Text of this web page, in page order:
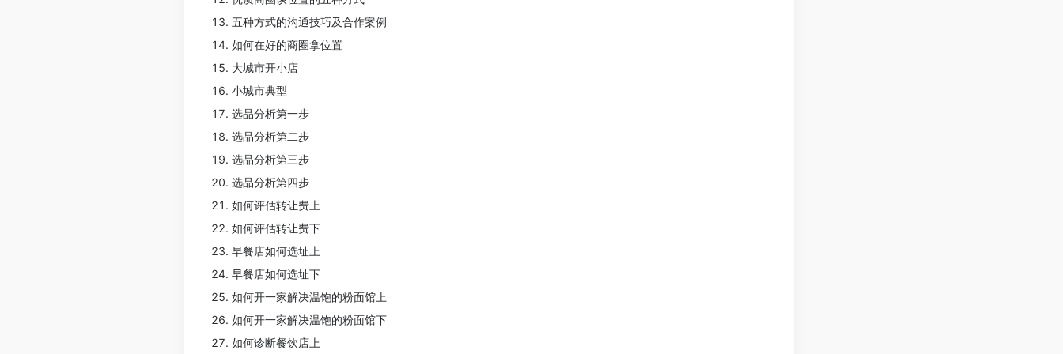
五种方式的沟通技巧及合作案例
如何在好的商圈拿位置
大城市开小店
小城市典型
选品分析第一步
选品分析第二步
选品分析第三步
选品分析第四步
如何评估转让费上
如何评估转让费下
早餐店如何选址上
早餐店如何选址下
如何开一家解决温饱的粉面馆上
如何开一家解决温饱的粉面馆下
如何诊断餐饮店上